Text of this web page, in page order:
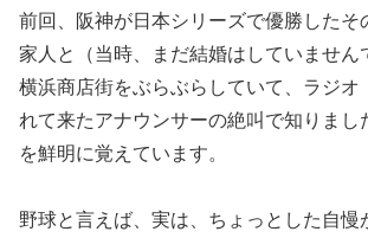
前回、阪神が日本シリーズで優勝したそ
家人と（当時、まだ結婚はしていません
横浜商店街をぶらぶらしていて、ラジオ
れて来たアナウンサーの絶叫で知りまし
を鮮明に覚えています。
野球と言えば、実は、ちょっとした自慢